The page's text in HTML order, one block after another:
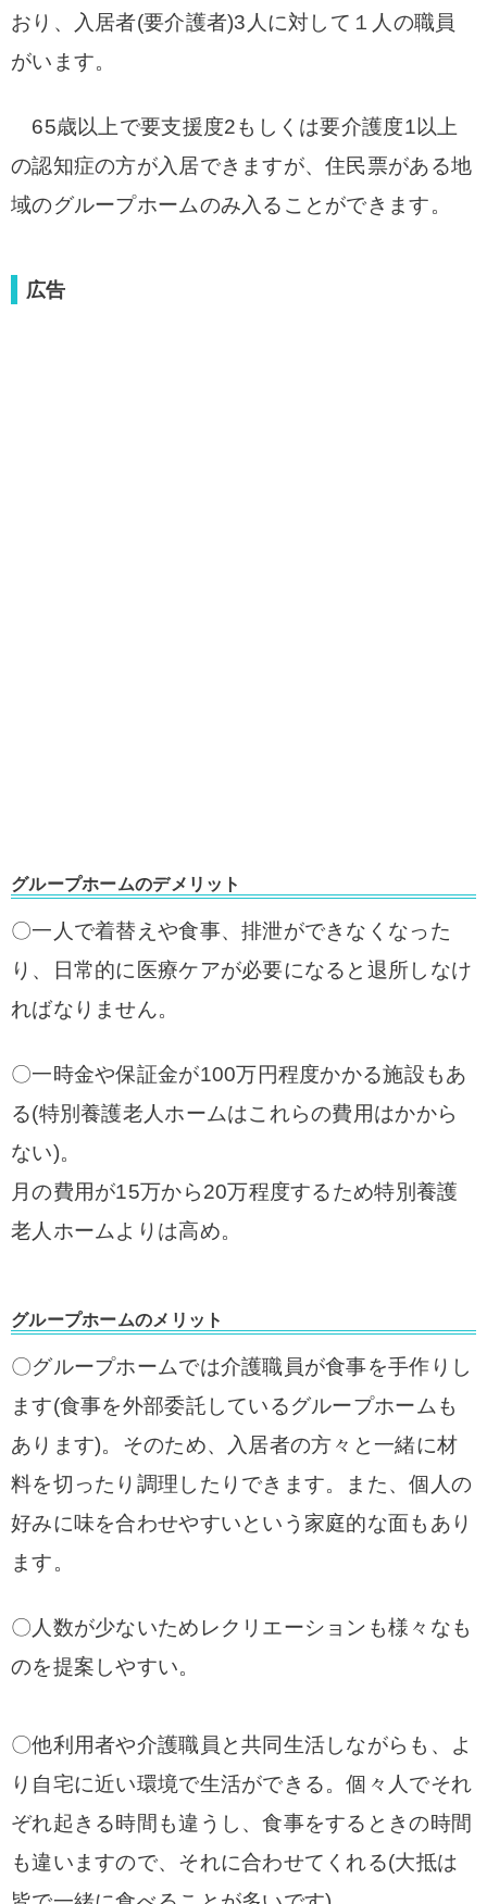
おり、入居者(要介護者)3人に対して１人の職員
がいます。
65歳以上で要支援度2もしくは要介護度1以上
の認知症の方が入居できますが、住民票がある地
域のグループホームのみ入ることができます。
広告
グループホームのデメリット
〇一人で着替えや食事、排泄ができなくなった
り、日常的に医療ケアが必要になると退所しなけ
ればなりません。
〇一時金や保証金が100万円程度かかる施設もあ
る(特別養護老人ホームはこれらの費用はかから
ない)。
月の費用が15万から20万程度するため特別養護
老人ホームよりは高め。
グループホームのメリット
〇グループホームでは介護職員が食事を手作りし
ます(食事を外部委託しているグループホームも
あります)。そのため、入居者の方々と一緒に材
料を切ったり調理したりできます。また、個人の
好みに味を合わせやすいという家庭的な面もあり
ます。
〇人数が少ないためレクリエーションも様々なも
のを提案しやすい。
〇他利用者や介護職員と共同生活しながらも、よ
り自宅に近い環境で生活ができる。個々人でそれ
ぞれ起きる時間も違うし、食事をするときの時間
も違いますので、それに合わせてくれる(大抵は